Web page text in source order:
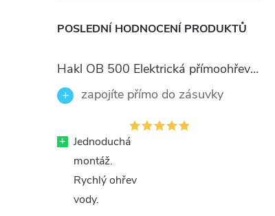
POSLEDNÍ HODNOCENÍ PRODUKTŮ
Hakl OB 500 Elektrická přímoohřevná vodovodní baterie, černé flexi ramínko
zapojíte přímo do zásuvky
+ Jednoduchá
montáž.
Rychlý ohřev
vody.